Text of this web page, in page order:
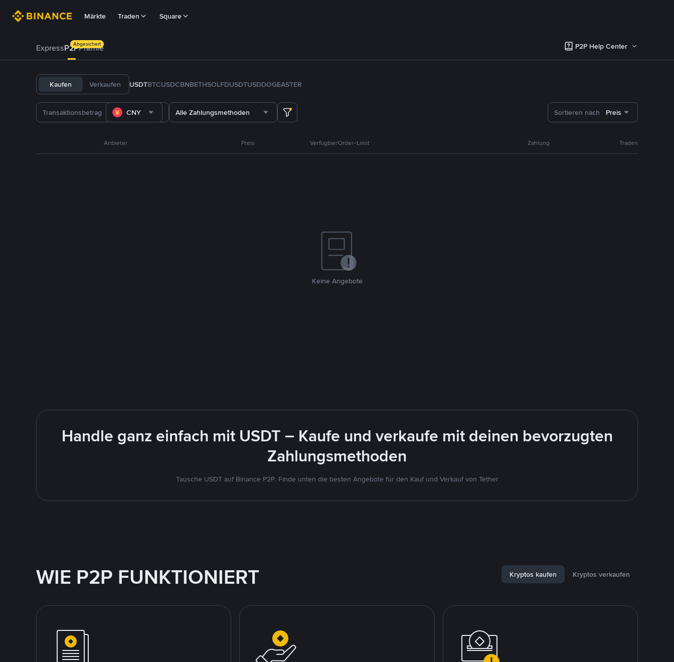
Märkte Traden Square
ExpressP2PPrämie
Abgesichert P2P Help Center
Kaufen Verkaufen USDTBTCUSDCBNBETHSOLFDUSDTUSDDOGEASTER
CNY Alle Zahlungsmethoden Sortieren nach Preis
Anbieter Preis Verfügbar/Order-Limit Zahlung Traden
Keine Angebote
Handle ganz einfach mit USDT – Kaufe und verkaufe mit deinen bevorzugten
Zahlungsmethoden
Tausche USDT auf Binance P2P. Finde unten die besten Angebote für den Kauf und Verkauf von Tether
WIE P2P FUNKTIONIERT Kryptos kaufen Kryptos verkaufen